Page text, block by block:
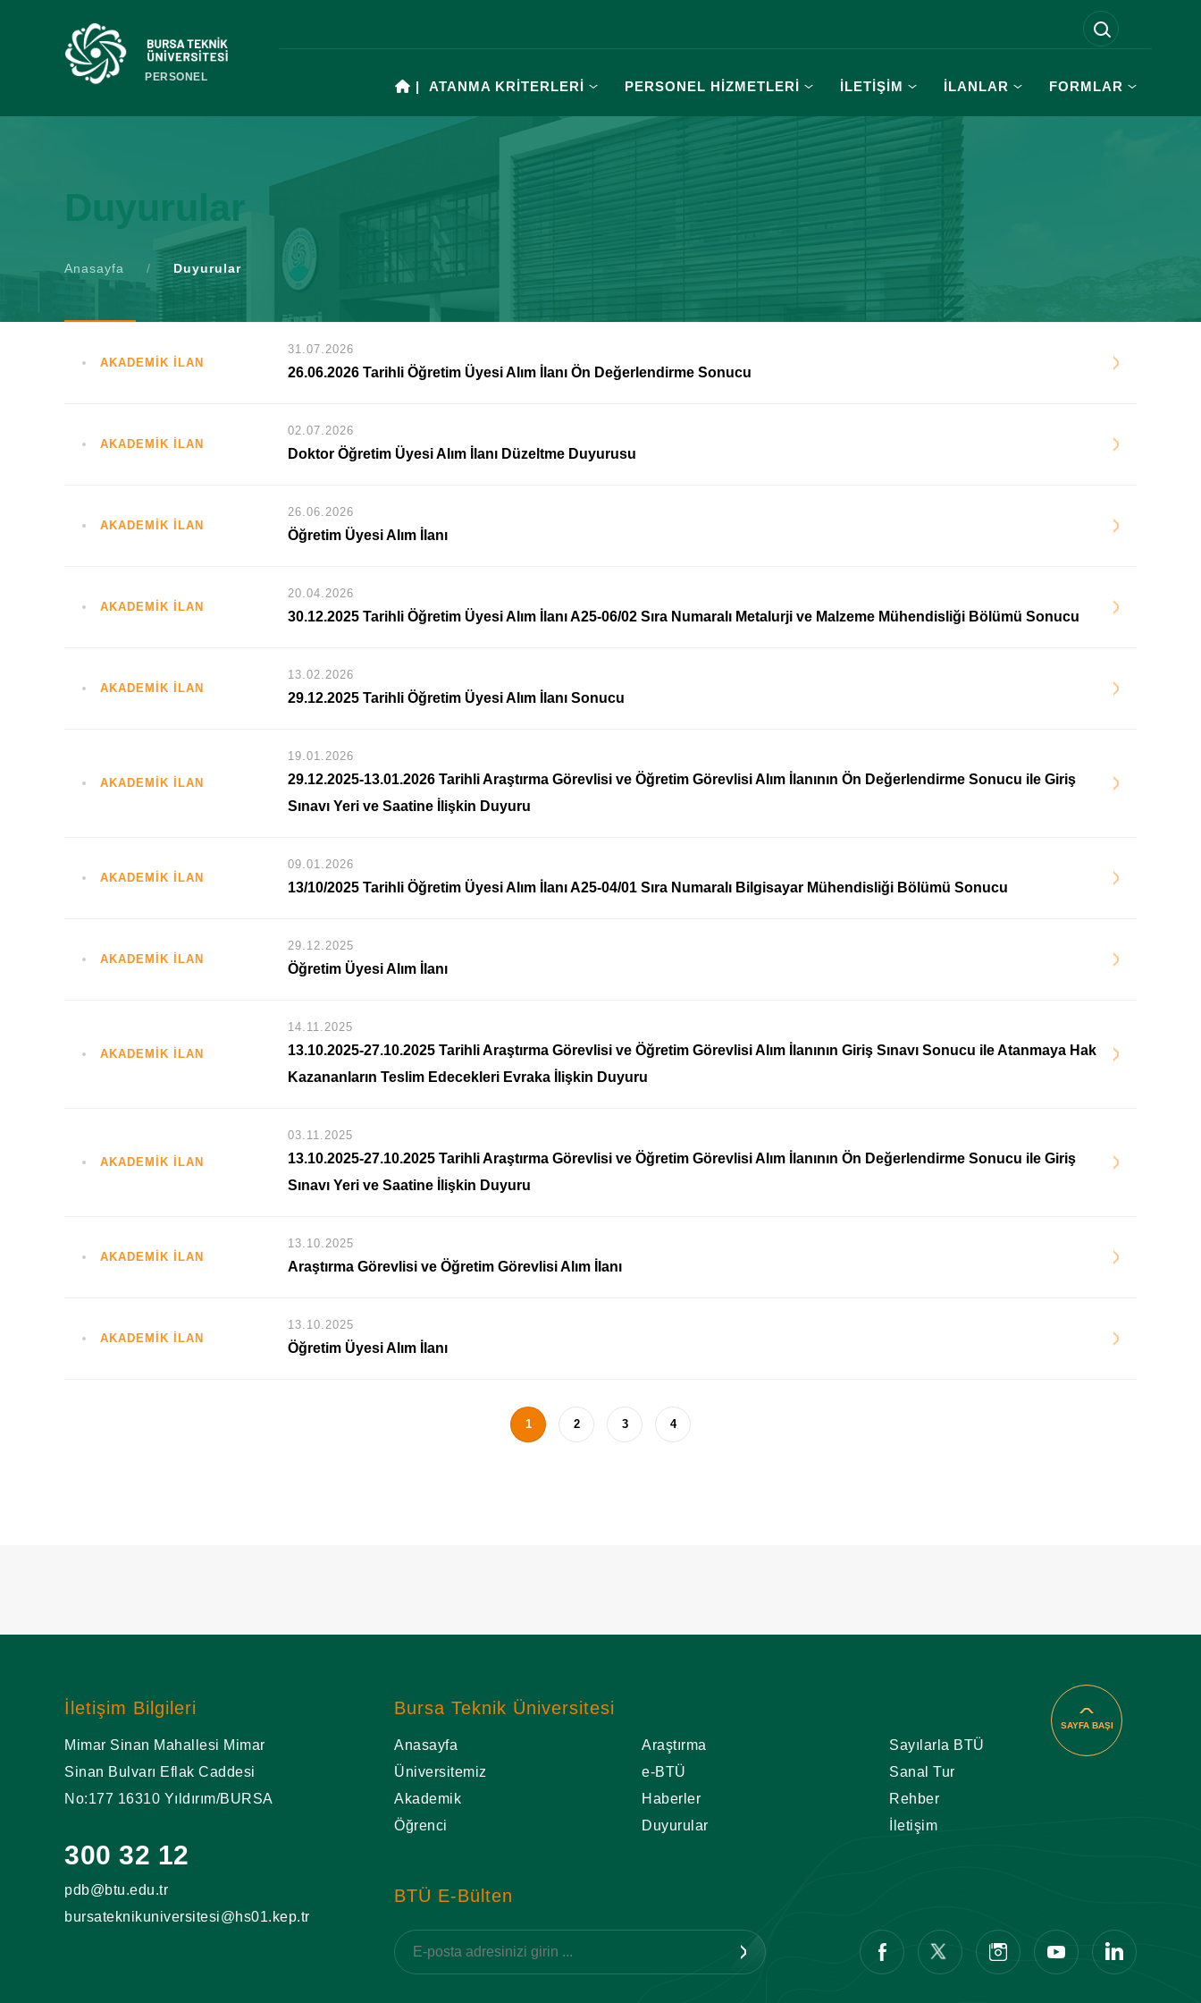
PERSONEL
| ATANMA KRİTERLERİ PERSONEL HİZMETLERİ İLETİŞİM İLANLAR FORMLAR
Duyurular
Anasayfa / Duyurular
AKADEMİK İLAN
31.07.2026
26.06.2026 Tarihli Öğretim Üyesi Alım İlanı Ön Değerlendirme Sonucu
AKADEMİK İLAN
02.07.2026
Doktor Öğretim Üyesi Alım İlanı Düzeltme Duyurusu
AKADEMİK İLAN
26.06.2026
Öğretim Üyesi Alım İlanı
AKADEMİK İLAN
20.04.2026
30.12.2025 Tarihli Öğretim Üyesi Alım İlanı A25-06/02 Sıra Numaralı Metalurji ve Malzeme Mühendisliği Bölümü Sonucu
AKADEMİK İLAN
13.02.2026
29.12.2025 Tarihli Öğretim Üyesi Alım İlanı Sonucu
AKADEMİK İLAN
19.01.2026
29.12.2025-13.01.2026 Tarihli Araştırma Görevlisi ve Öğretim Görevlisi Alım İlanının Ön Değerlendirme Sonucu ile Giriş
Sınavı Yeri ve Saatine İlişkin Duyuru
AKADEMİK İLAN
09.01.2026
13/10/2025 Tarihli Öğretim Üyesi Alım İlanı A25-04/01 Sıra Numaralı Bilgisayar Mühendisliği Bölümü Sonucu
AKADEMİK İLAN
29.12.2025
Öğretim Üyesi Alım İlanı
AKADEMİK İLAN
14.11.2025
13.10.2025-27.10.2025 Tarihli Araştırma Görevlisi ve Öğretim Görevlisi Alım İlanının Giriş Sınavı Sonucu ile Atanmaya Hak
Kazananların Teslim Edecekleri Evraka İlişkin Duyuru
AKADEMİK İLAN
03.11.2025
13.10.2025-27.10.2025 Tarihli Araştırma Görevlisi ve Öğretim Görevlisi Alım İlanının Ön Değerlendirme Sonucu ile Giriş
Sınavı Yeri ve Saatine İlişkin Duyuru
AKADEMİK İLAN
13.10.2025
Araştırma Görevlisi ve Öğretim Görevlisi Alım İlanı
AKADEMİK İLAN
13.10.2025
Öğretim Üyesi Alım İlanı
1 2 3 4
İletişim Bilgileri
Mimar Sinan Mahallesi Mimar
Sinan Bulvarı Eflak Caddesi
No:177 16310 Yıldırım/BURSA
300 32 12
pdb@btu.edu.tr
bursateknikuniversitesi@hs01.kep.tr
Bursa Teknik Üniversitesi
Anasayfa
Üniversitemiz
Akademik
Öğrenci
Araştırma
e-BTÜ
Haberler
Duyurular
Sayılarla BTÜ
Sanal Tur
Rehber
İletişim
BTÜ E-Bülten
SAYFA BAŞI